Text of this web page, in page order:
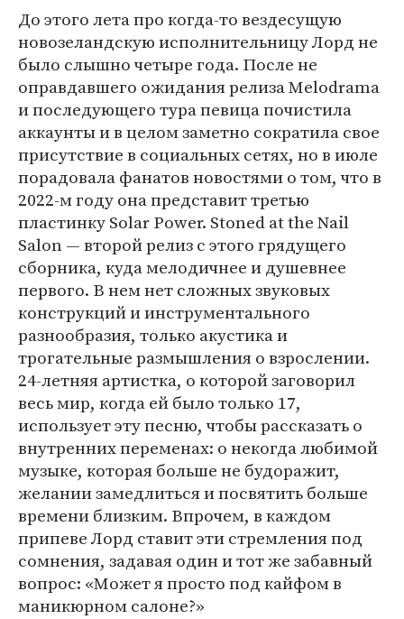
До этого лета про когда-то вездесущую
новозеландскую исполнительницу Лорд не
было слышно четыре года. После не
оправдавшего ожидания релиза Melodrama
и последующего тура певица почистила
аккаунты и в целом заметно сократила свое
присутствие в социальных сетях, но в июле
порадовала фанатов новостями о том, что в
2022-м году она представит третью
пластинку Solar Power. Stoned at the Nail
Salon — второй релиз с этого грядущего
сборника, куда мелодичнее и душевнее
первого. В нем нет сложных звуковых
конструкций и инструментального
разнообразия, только акустика и
трогательные размышления о взрослении.
24-летняя артистка, о которой заговорил
весь мир, когда ей было только 17,
использует эту песню, чтобы рассказать о
внутренних переменах: о некогда любимой
музыке, которая больше не будоражит,
желании замедлиться и посвятить больше
времени близким. Впрочем, в каждом
припеве Лорд ставит эти стремления под
сомнения, задавая один и тот же забавный
вопрос: «Может я просто под кайфом в
маникюрном салоне?»